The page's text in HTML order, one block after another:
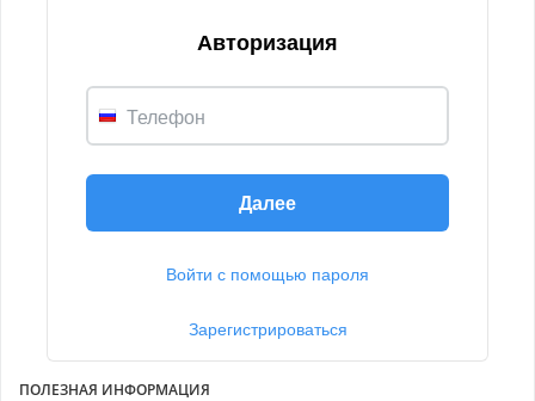
Авторизация
Телефон
Далее
Войти с помощью пароля
Зарегистрироваться
ПОЛЕЗНАЯ ИНФОРМАЦИЯ